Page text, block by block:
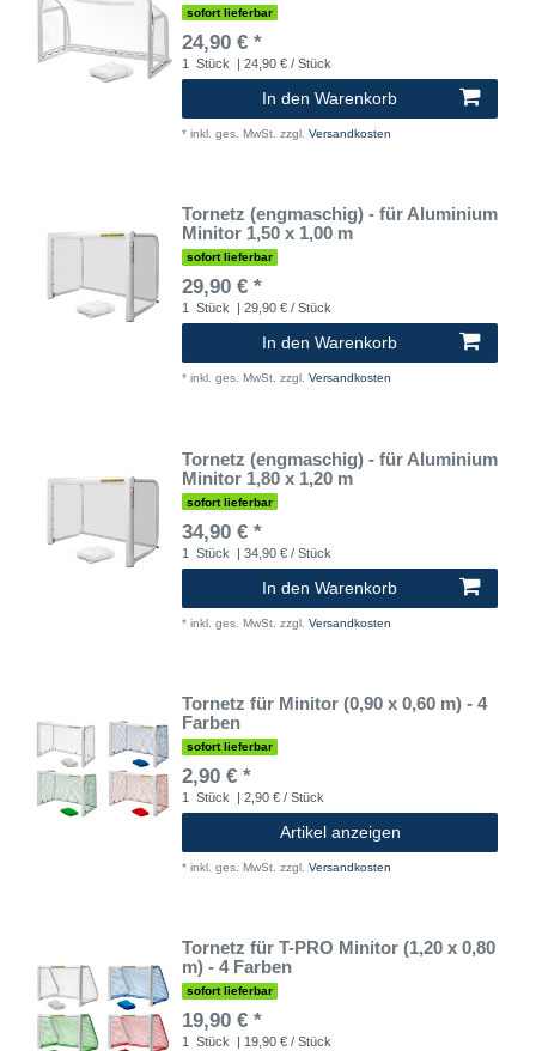
sofort lieferbar
24,90 € *
1 Stück | 24,90 € / Stück
In den Warenkorb
* inkl. ges. MwSt. zzgl. Versandkosten
Tornetz (engmaschig) - für Aluminium
Minitor 1,50 x 1,00 m
sofort lieferbar
29,90 € *
1 Stück | 29,90 € / Stück
In den Warenkorb
* inkl. ges. MwSt. zzgl. Versandkosten
Tornetz (engmaschig) - für Aluminium
Minitor 1,80 x 1,20 m
sofort lieferbar
34,90 € *
1 Stück | 34,90 € / Stück
In den Warenkorb
* inkl. ges. MwSt. zzgl. Versandkosten
Tornetz für Minitor (0,90 x 0,60 m) - 4
Farben
sofort lieferbar
2,90 € *
1 Stück | 2,90 € / Stück
Artikel anzeigen
* inkl. ges. MwSt. zzgl. Versandkosten
Tornetz für T-PRO Minitor (1,20 x 0,80
m) - 4 Farben
sofort lieferbar
19,90 € *
1 Stück | 19,90 € / Stück